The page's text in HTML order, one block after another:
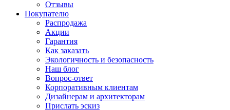
Отзывы
Покупателю
Распродажа
Акции
Гарантия
Как заказать
Экологичность и безопасность
Наш блог
Вопрос-ответ
Корпоративным клиентам
Дизайнерам и архитекторам
Прислать эскиз